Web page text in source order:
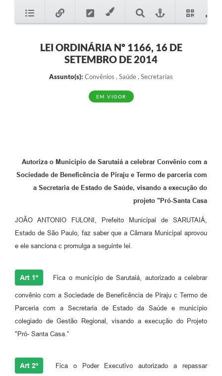
LEI ORDINÁRIA Nº 1166, 16 DE
SETEMBRO DE 2014
Assunto(s): Convênios , Saúde , Secretarias
EM VIGOR
Autoriza o Município de Sarutaiá a celebrar Convênio com a
Sociedade de Beneficência de Piraju e Termo de parceria com
a Secretaria de Estado de Saúde, visando a execução do
projeto "Pró-Santa Casa
JOÃO ANTONIO FULONI,
Prefeito Municipal de SARUTAIÁ,
Estado de São Paulo, faz saber que a Câmara Municipal aprovou
e ele sanciona c promulga a seguinte lei.
Art 1º Fica o município de Sarutaiá, autorizado a celebrar
convênio com a Sociedade de Beneficência de Piraju c Termo de
Parceria com a Secretaria de Estado da Saúde e município
colegiado de Gestão Regional, visando a execução do Projeto
"Pró- Santa Casa.”
Art 2º Fica o Poder Executivo autorizado a repassar